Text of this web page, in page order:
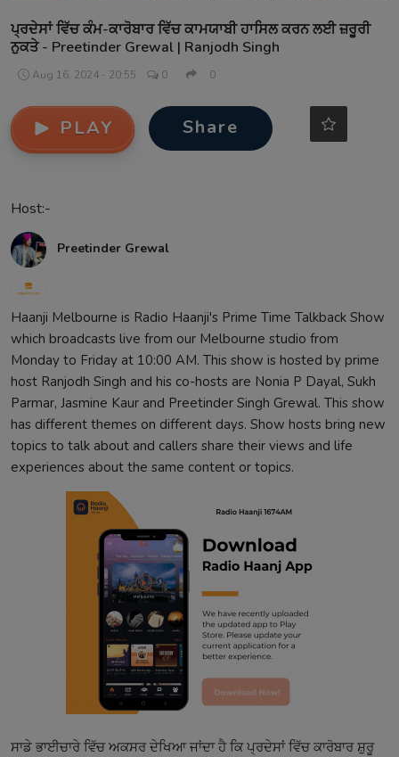
ਪ੍ਰਦੇਸਾਂ ਵਿੱਚ ਕੰਮ-ਕਾਰੋਬਾਰ ਵਿੱਚ ਕਾਮਯਾਬੀ ਹਾਸਿਲ ਕਰਨ ਲਈ ਜ਼ਰੂਰੀ
ਨੁਕਤੇ - Preetinder Grewal | Ranjodh Singh
Aug 16, 2024 - 20:55 0 0
PLAY Share
Host:-
Preetinder Grewal
Haanji Melbourne is Radio Haanji's Prime Time Talkback Show
which broadcasts live from our Melbourne studio from
Monday to Friday at 10:00 AM. This show is hosted by prime
host Ranjodh Singh and his co-hosts are Nonia P Dayal, Sukh
Parmar, Jasmine Kaur and Preetinder Singh Grewal. This show
has different themes on different days. Show hosts bring new
topics to talk about and callers share their views and life
experiences about the same content or topics.
ਸਾਡੇ ਭਾਈਚਾਰੇ ਵਿੱਚ ਅਕਸਰ ਦੇਖਿਆ ਜਾਂਦਾ ਹੈ ਕਿ ਪ੍ਰਦੇਸਾਂ ਵਿੱਚ ਕਾਰੋਬਾਰ ਸ਼ੁਰੂ